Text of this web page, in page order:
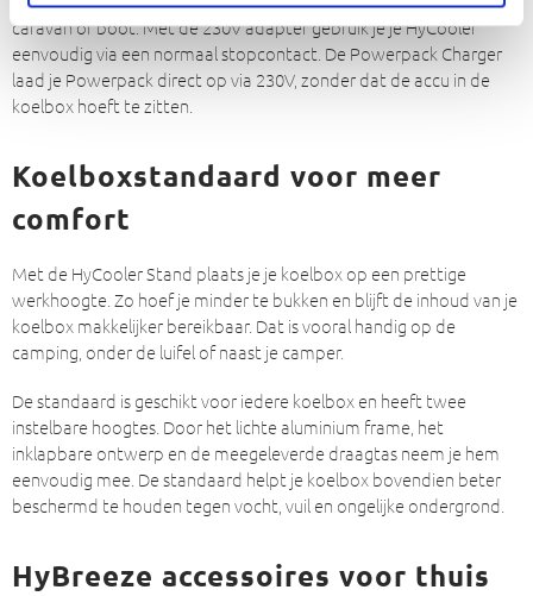
caravan of boot. Met de 230V adapter gebruik je je HyCooler
eenvoudig via een normaal stopcontact. De Powerpack Charger
laad je Powerpack direct op via 230V, zonder dat de accu in de
koelbox hoeft te zitten.
Koelboxstandaard voor meer
comfort
Met de HyCooler Stand plaats je je koelbox op een prettige
werkhoogte. Zo hoef je minder te bukken en blijft de inhoud van je
koelbox makkelijker bereikbaar. Dat is vooral handig op de
camping, onder de luifel of naast je camper.
De standaard is geschikt voor iedere koelbox en heeft twee
instelbare hoogtes. Door het lichte aluminium frame, het
inklapbare ontwerp en de meegeleverde draagtas neem je hem
eenvoudig mee. De standaard helpt je koelbox bovendien beter
beschermd te houden tegen vocht, vuil en ongelijke ondergrond.
HyBreeze accessoires voor thuis